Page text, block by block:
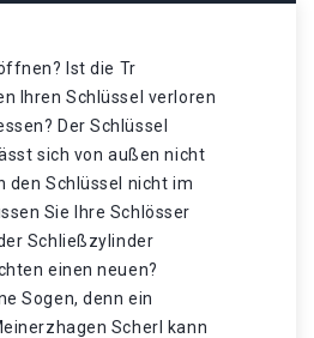
Ist die Tr
Ihren Schlüssel verloren
Der Schlüssel
sich von außen nicht
den Schlüssel nicht im
Sie Ihre Schlösser
Schließzylinder
einen neuen?
Sogen, denn ein
Scherl kann